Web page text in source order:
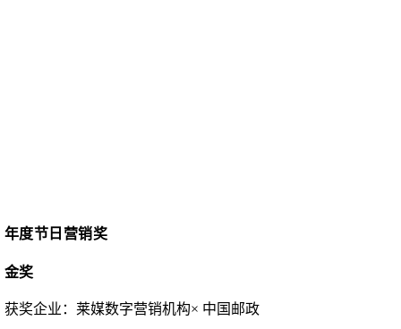
年度节日营销奖
金奖
获奖企业： 莱媒数字营销机构× 中国邮政